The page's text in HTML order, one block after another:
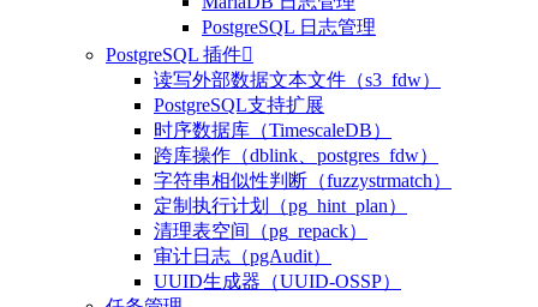
PostgreSQL 日志管理
PostgreSQL 插件
读写外部数据文本文件（s3_fdw）
PostgreSQL支持扩展
时序数据库（TimescaleDB）
跨库操作（dblink、postgres_fdw）
字符串相似性判断（fuzzystrmatch）
定制执行计划（pg_hint_plan）
清理表空间（pg_repack）
审计日志（pgAudit）
UUID生成器（UUID-OSSP）